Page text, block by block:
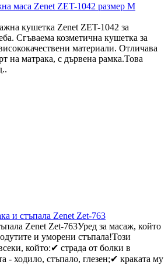
маса Zenet ZET-1042 размер M
кушетка Zenet ZET-1042 за
Сгъваема козметична кушетка за
материали. Отличава
на матрака, с дървена рамка.Това
и стъпала Zenet Zet-763
Zenet Zet-763Уред за масаж, който
и уморени стъпала!Този
който:✔ страда от болки в
- ходило, стъпало, глезен;✔ краката му